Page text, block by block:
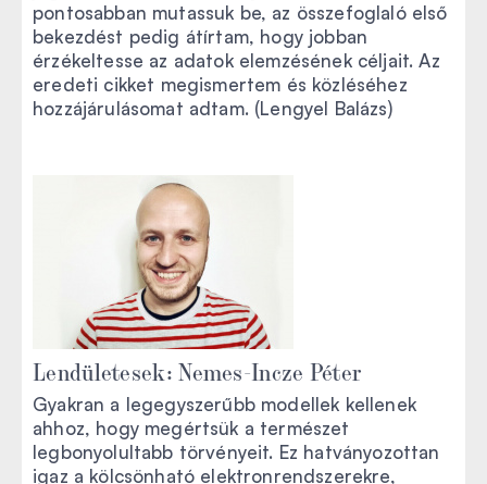
pontosabban mutassuk be, az összefoglaló első
bekezdést pedig átírtam, hogy jobban
érzékeltesse az adatok elemzésének céljait. Az
eredeti cikket megismertem és közléséhez
hozzájárulásomat adtam. (Lengyel Balázs)
Lendületesek: Nemes-Incze Péter
Gyakran a legegyszerűbb modellek kellenek
ahhoz, hogy megértsük a természet
legbonyolultabb törvényeit. Ez hatványozottan
igaz a kölcsönható elektronrendszerekre,